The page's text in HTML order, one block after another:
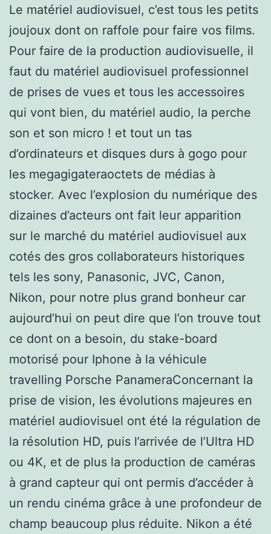
Le matériel audiovisuel, c’est tous les petits
joujoux dont on raffole pour faire vos films.
Pour faire de la production audiovisuelle, il
faut du matériel audiovisuel professionnel
de prises de vues et tous les accessoires
qui vont bien, du matériel audio, la perche
son et son micro ! et tout un tas
d’ordinateurs et disques durs à gogo pour
les megagigateraoctets de médias à
stocker. Avec l’explosion du numérique des
dizaines d’acteurs ont fait leur apparition
sur le marché du matériel audiovisuel aux
cotés des gros collaborateurs historiques
tels les sony, Panasonic, JVC, Canon,
Nikon, pour notre plus grand bonheur car
aujourd’hui on peut dire que l’on trouve tout
ce dont on a besoin, du stake-board
motorisé pour Iphone à la véhicule
travelling Porsche PanameraConcernant la
prise de vision, les évolutions majeures en
matériel audiovisuel ont été la régulation de
la résolution HD, puis l’arrivée de l’Ultra HD
ou 4K, et de plus la production de caméras
à grand capteur qui ont permis d’accéder à
un rendu cinéma grâce à une profondeur de
champ beaucoup plus réduite. Nikon a été